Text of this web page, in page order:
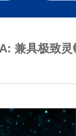
兼具极致